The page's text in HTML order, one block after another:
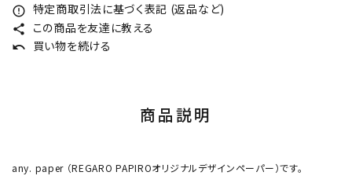
error_outline 特定商取引法に基づく表記 (返品など)
share この商品を友達に教える
undo 買い物を続ける
商品説明
any. paper （REGARO PAPIROオリジナルデザインペーパー）です。